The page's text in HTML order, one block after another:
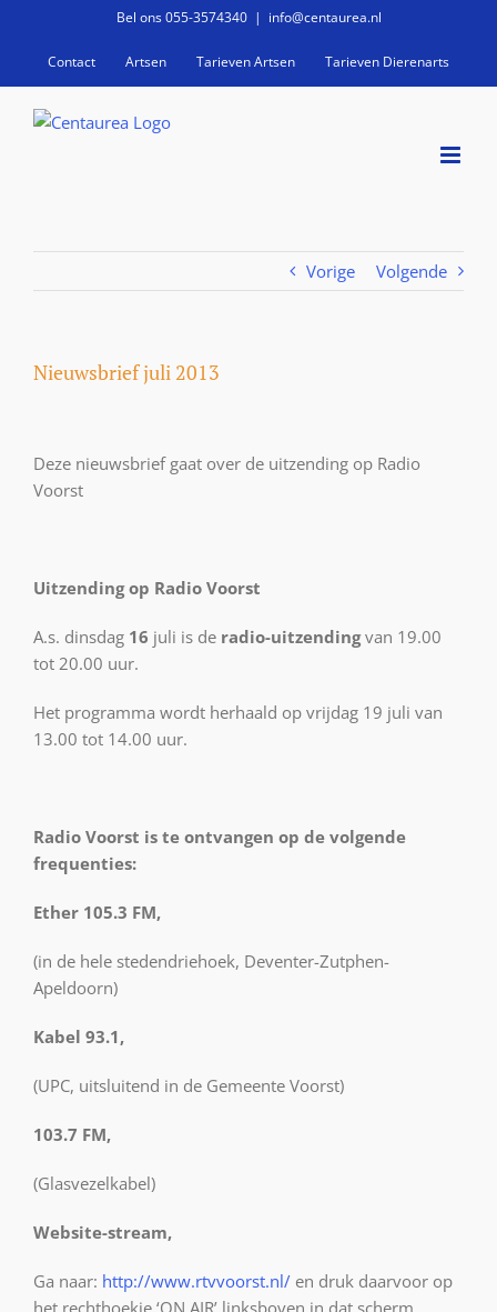
inhoud
Bel ons 055-3574340 | info@centaurea.nl
Contact Artsen Tarieven Artsen Tarieven Dierenarts
Vorige Volgende
Nieuwsbrief juli 2013
Deze nieuwsbrief gaat over de uitzending op Radio
Voorst
Uitzending op Radio Voorst
A.s. dinsdag 16 juli is de radio-uitzendingvan 19.00
tot 20.00 uur.
Het programma wordt herhaald op vrijdag 19 juli van
13.00 tot 14.00 uur.
Radio Voorst is te ontvangen op de volgende
frequenties:
Ether 105.3 FM,
(in de hele stedendriehoek, Deventer-Zutphen-
Apeldoorn)
Kabel 93.1,
(UPC, uitsluitend in de Gemeente Voorst)
103.7 FM,
(Glasvezelkabel)
Website-stream,
Ga naar: http://www.rtvvoorst.nl/ en druk daarvoor op